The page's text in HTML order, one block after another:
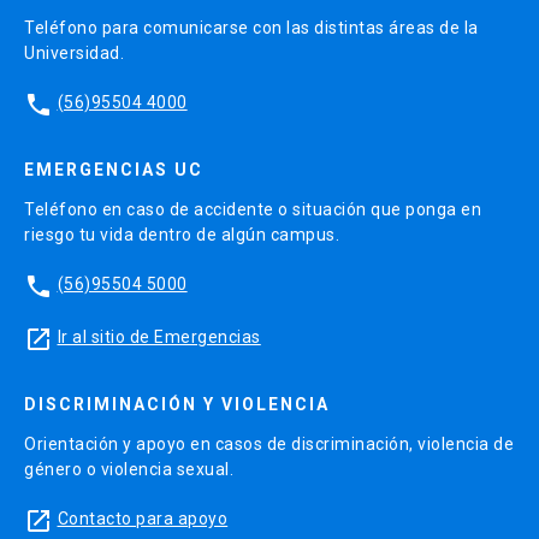
Teléfono para comunicarse con las distintas áreas de la
Universidad.
phone (56)95504 4000
EMERGENCIAS UC
Teléfono en caso de accidente o situación que ponga en
riesgo tu vida dentro de algún campus.
phone (56)95504 5000
launch Ir al sitio de Emergencias
DISCRIMINACIÓN Y VIOLENCIA
Orientación y apoyo en casos de discriminación, violencia de
género o violencia sexual.
launch Contacto para apoyo